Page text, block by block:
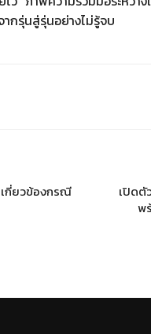
รุ่นสู่รุ่นอย่างไม่รู้จบ
กี่ยวข้องกรณี
เปิดตั
พ